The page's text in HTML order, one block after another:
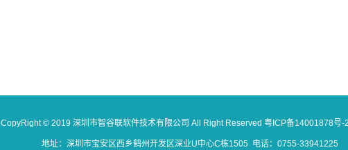
CopyRight © 2019 深圳市智谷联软件技术有限公司 All Right Reserved 粤ICP备14001878号-2
地址：深圳市宝安区西乡鹤州开发区深业U中心C栋1505 电话：0755-33941225